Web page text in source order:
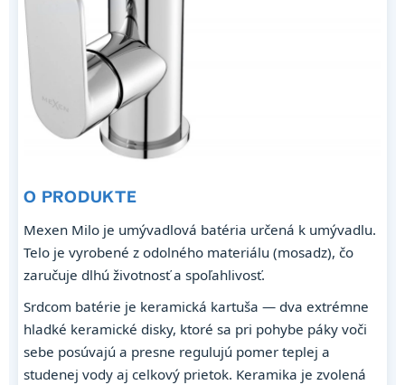
O PRODUKTE
Mexen Milo je umývadlová batéria určená k umývadlu.
Telo je vyrobené z odolného materiálu (mosadz), čo
zaručuje dlhú životnosť a spoľahlivosť.
Srdcom batérie je keramická kartuša — dva extrémne
hladké keramické disky, ktoré sa pri pohybe páky voči
sebe posúvajú a presne regulujú pomer teplej a
studenej vody aj celkový prietok. Keramika je zvolená